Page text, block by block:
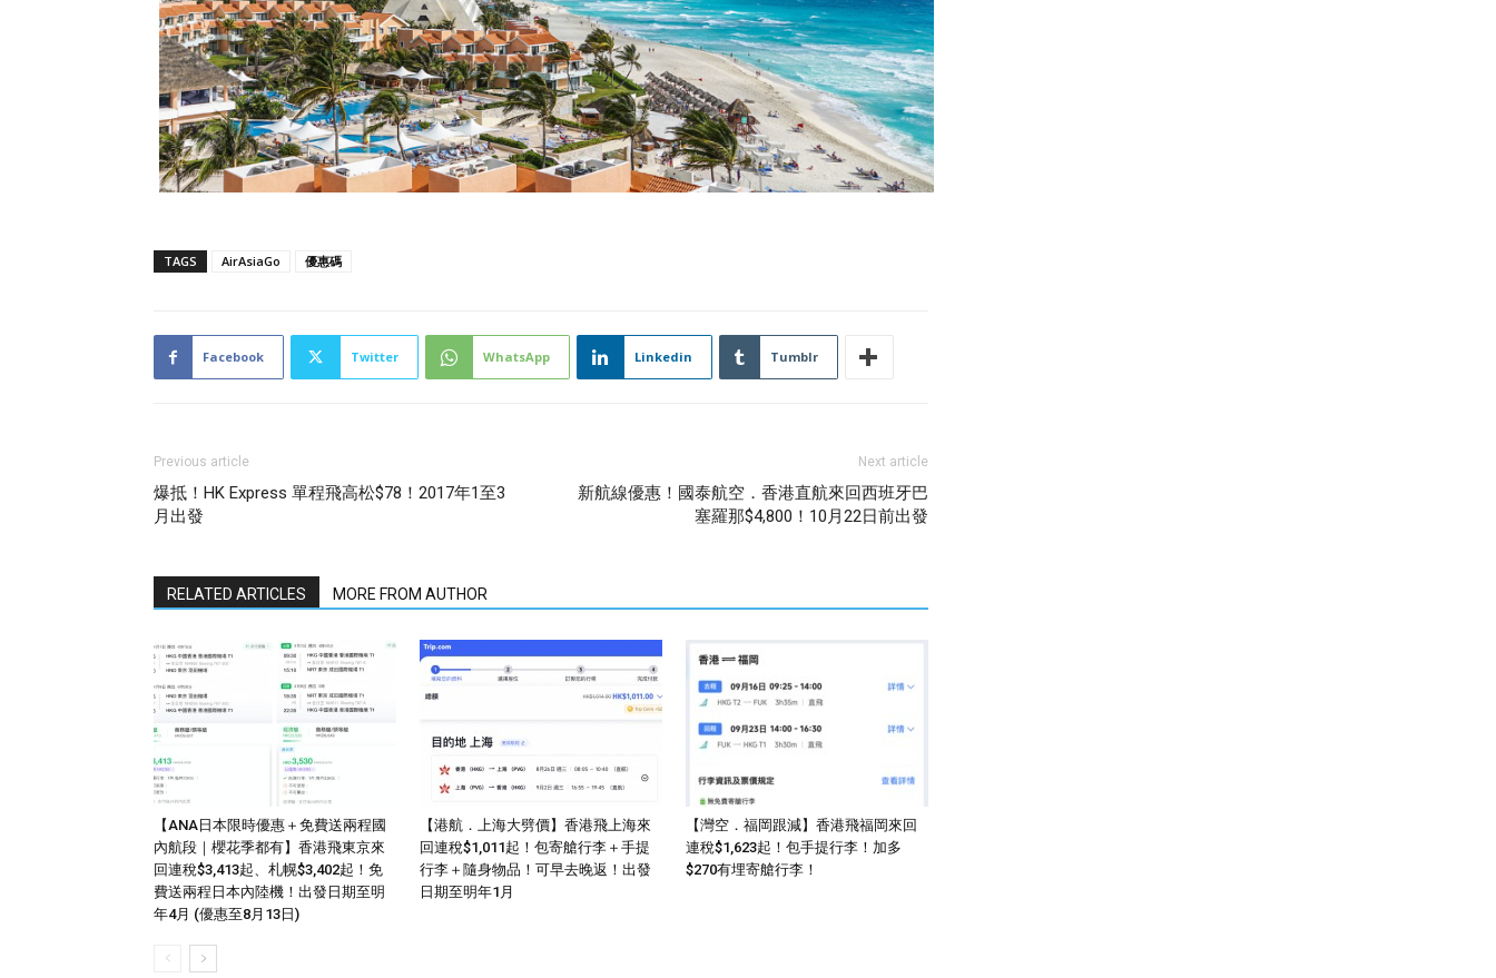
TAGS AirAsiaGo 優惠碼
Facebook Twitter WhatsApp Linkedin Tumblr
Previous article
爆抵！HK Express 單程飛高松$78！2017年1至3
月出發
Next article
新航線優惠！國泰航空．香港直航來回西班牙巴
塞羅那$4,800！10月22日前出發
RELATED ARTICLES MORE FROM AUTHOR
【ANA日本限時優惠＋免費送兩程國
內航段｜櫻花季都有】香港飛東京來
回連稅$3,413起、札幌$3,402起！免
費送兩程日本內陸機！出發日期至明
年4月 (優惠至8月13日)
【港航．上海大劈價】香港飛上海來
回連稅$1,011起！包寄艙行李＋手提
行李＋隨身物品！可早去晚返！出發
日期至明年1月
【灣空．福岡跟減】香港飛福岡來回
連稅$1,623起！包手提行李！加多
$270有埋寄艙行李！